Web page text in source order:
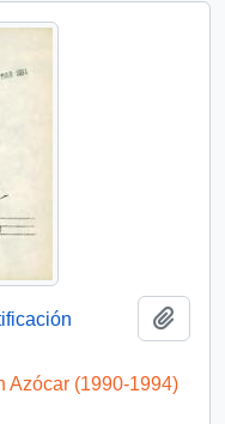
Azócar (1990-1994)